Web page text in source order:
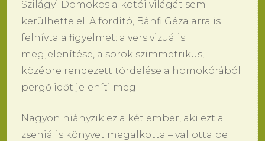
Szilágyi Domokos alkotói világát sem
kerülhette el. A fordító, Bánfi Géza arra is
felhívta a figyelmet: a vers vizuális
megjelenítése, a sorok szimmetrikus,
középre rendezett tördelése a homokórából
pergő időt jeleníti meg.
Nagyon hiányzik ez a két ember, aki ezt a
zseniális könyvet megalkotta – vallotta be